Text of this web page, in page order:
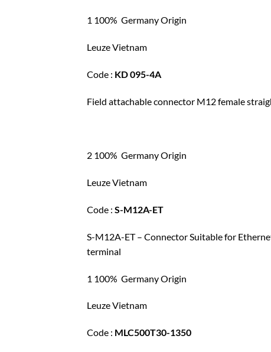
1 100% Germany Origin
Leuze Vietnam
Code : KD 095-4A
Field attachable connector M12 female
2 100% Germany Origin
Leuze Vietnam
Code : S-M12A-ET
S-M12A-ET – Connector Suitable for
terminal
1 100% Germany Origin
Leuze Vietnam
Code : MLC500T30-1350